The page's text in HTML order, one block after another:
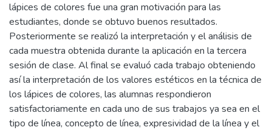
lápices de colores fue una gran motivación para las
estudiantes, donde se obtuvo buenos resultados.
Posteriormente se realizó la interpretación y el análisis de
cada muestra obtenida durante la aplicación en la tercera
sesión de clase. Al final se evaluó cada trabajo obteniendo
así la interpretación de los valores estéticos en la técnica de
los lápices de colores, las alumnas respondieron
satisfactoriamente en cada uno de sus trabajos ya sea en el
tipo de línea, concepto de línea, expresividad de la línea y el